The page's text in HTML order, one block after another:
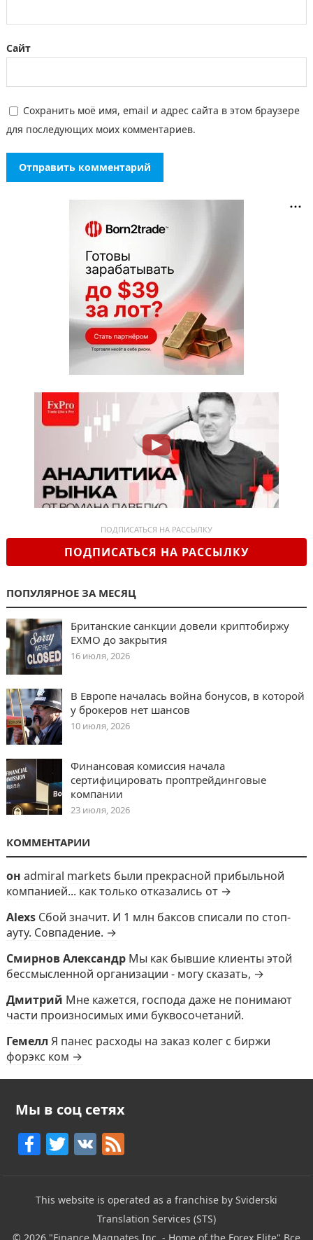
Сайт
Сохранить моё имя, email и адрес сайта в этом браузере
для последующих моих комментариев.
ПОДПИСАТЬСЯ НА РАССЫЛКУ
ПОДПИСАТЬСЯ НА РАССЫЛКУ
ПОПУЛЯРНОЕ ЗА МЕСЯЦ
Британские санкции довели криптобиржу
EXMO до закрытия
16 июля, 2026
В Европе началась война бонусов, в которой
у брокеров нет шансов
10 июля, 2026
Финансовая комиссия начала
сертифицировать проптрейдинговые
компании
23 июля, 2026
КОММЕНТАРИИ
он admiral markets были прекрасной прибыльной
компанией... как только отказались от →
Alexs Сбой значит. И 1 млн баксов списали по стоп-
ауту. Совпадение. →
Смирнов Александр Мы как бывшие клиенты этой
бессмысленной организации - могу сказать, →
Дмитрий Мне кажется, господа даже не понимают
части произносимых ими буквосочетаний.
Гемелл Я панес расходы на заказ колег с биржи
форэкс ком →
Мы в соц сетях
F
c
e
b
T
itt
er
V F
d
This website is operated as a franchise by Sviderski
Translation Services (STS)
© 2026 "Finance Magnates Inc. - Home of the Forex Elite" Все